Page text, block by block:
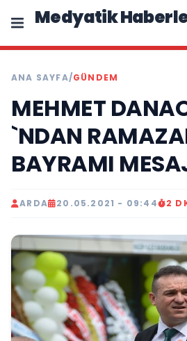
Medyatik
ANA SAYFA/GÜNDEM
MEHMET
`NDAN
BAYRAMI
ARDA 20.05.2021 - 09:44 2